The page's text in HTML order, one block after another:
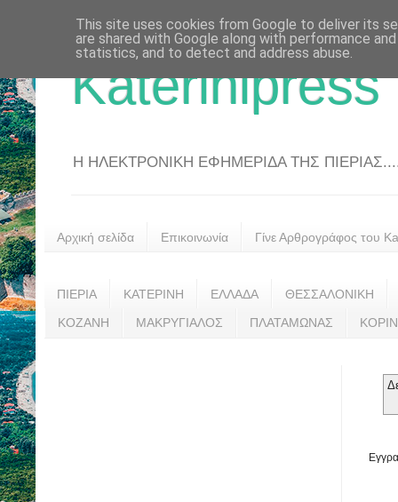
Katerinipress
Η ΗΛΕΚΤΡΟΝΙΚΗ ΕΦΗΜΕΡΙΔΑ ΤΗΣ
Αρχική σελίδα Επικοινωνία Γίνε Αρθρογράφος του
ΠΙΕΡΙΑ ΚΑΤΕΡΙΝΗ ΕΛΛΑΔΑ ΘΕΣΣΑΛΟΝΙΚΗ
ΚΟΖΑΝΗ ΜΑΚΡΥΓΙΑΛΟΣ ΠΛΑΤΑΜΩΝΑΣ
This site uses cookies from Google to deliver its
are shared with Google along with performance
statistics, and to detect and address abuse.